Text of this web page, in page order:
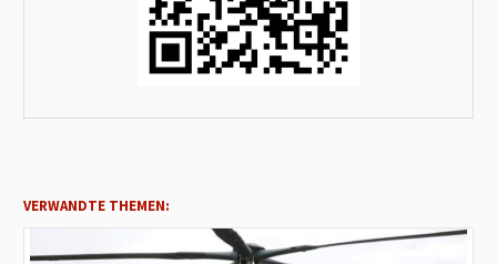
VERWANDTE THEMEN: